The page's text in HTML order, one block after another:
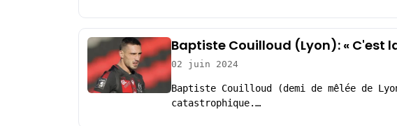
Baptiste Couilloud (Lyon): « C'est
02 juin 2024
Baptiste Couilloud (demi de mêlée de
catastrophique.…